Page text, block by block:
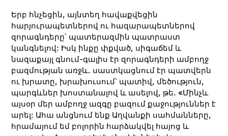
Երբ հնչեցին, այնտեղ հավաքվեցին
հարյուրապետներով ու հազարապետներով
զորագնդերը՝ պատերազմին պատրաստ
կանգնելով: Իսկ ինքը փքված, սիգաճեմ և
նազաքայլ գնում-գալիս էր զորագնդերի ամբողջ
բազմության առջև. սաստկացնում էր պատվերն
ու խրատը, խրախուսում՝ պատիվ, մեծություն,
պարգևներ խոստանալով և ասելով, թե. «Մինչև
այսօր մեր ամբողջ ազգը բազում քաջություններ է
արել: Ահա անցնում ենք Աղվանքի սահմանները,
հրամայում եմ բոլորին հարձակվել հայոց և